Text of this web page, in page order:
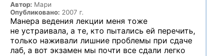
Автор: Мари
Опубликовано: 2007 г.
Манера ведения лекции меня тоже
не устраивала, а те, кто пытались ей перечить,
только наживали лишние проблемы при сдаче
лаб, а вот экзамен мы почти все сдали легко